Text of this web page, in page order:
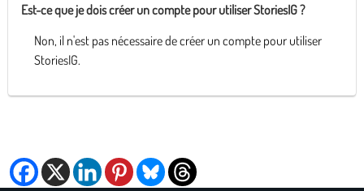
Est-ce que je dois créer un compte pour utiliser StoriesIG ?
Non, il n'est pas nécessaire de créer un compte pour utiliser
StoriesIG.